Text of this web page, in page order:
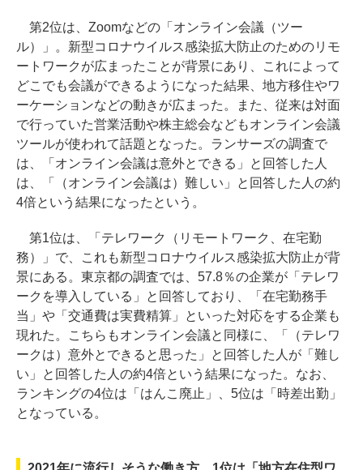
第2位は、Zoomなどの「オンライン会議（ツー
ル）」。新型コロナウイルス感染拡大防止のためのリモ
ートワークが広まったことが背景にあり、これによって
どこでも会議ができるようになった結果、地方移住やワ
ーケーションなどの動きが広まった。また、従来は対面
で行っていた営業活動や株主総会などもオンライン会議
ツールが使われて話題となった。ランサーズの調査で
は、「オンライン会議は意外とできる」と回答した人
は、「（オンライン会議は）難しい」と回答した人の約
4倍という結果になったという。
第1位は、「テレワーク（リモートワーク、在宅勤
務）」で、これも新型コロナウイルス感染拡大防止が背
景にある。東京都の調査では、57.8％の企業が「テレワ
ークを導入している」と回答しており、「在宅勤務手
当」や「交通費は実費精算」といった対応をする企業も
現れた。こちらもオンライン会議と同様に、「（テレワ
ークは）意外とできると思った」と回答した人が「難し
い」と回答した人の約4倍という結果になった。なお、
ランキングの4位は「はんこ廃止」、5位は「時差出勤」
となっている。